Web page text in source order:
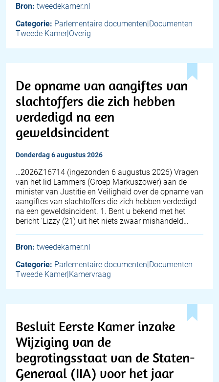
Bron: tweedekamer.nl
Categorie: Parlementaire documenten|Documenten
Tweede Kamer|Overig
De opname van aangiftes van
slachtoffers die zich hebben
verdedigd na een
geweldsincident
donderdag 6 augustus 2026
… 2026Z16714 (ingezonden 6 augustus 2026) Vragen
van het lid Lammers (Groep Markuszower) aan de
minister van Justitie en Veiligheid over de opname van
aangiftes van slachtoffers die zich hebben verdedigd
na een geweldsincident. 1. Bent u bekend met het
bericht 'Lizzy (21) uit het niets zwaar mishandeld…
Bron: tweedekamer.nl
Categorie: Parlementaire documenten|Documenten
Tweede Kamer|Kamervraag
Besluit Eerste Kamer inzake
Wijziging van de
begrotingsstaat van de Staten-
Generaal (IIA) voor het jaar